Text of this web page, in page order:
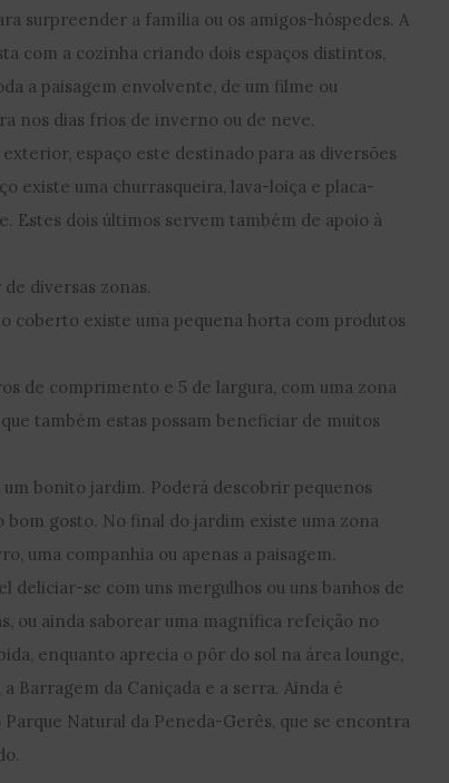
surpreender a família ou os amigos-hóspedes. A
com a cozinha criando dois espaços distintos,
a paisagem envolvente, de um filme ou
nos dias frios de inverno ou de neve.
espaço este destinado para as diversões
existe uma churrasqueira, lava-loiça e placa-
Estes dois últimos servem também de apoio à
diversas zonas.
coberto existe uma pequena horta com produtos
de comprimento e 5 de largura, com uma zona
também estas possam beneficiar de muitos
bonito jardim. Poderá descobrir pequenos
gosto. No final do jardim existe uma zona
uma companhia ou apenas a paisagem.
deliciar-se com uns mergulhos ou uns banhos de
ou ainda saborear uma magnífica refeição no
enquanto aprecia o pôr do sol na área lounge,
Barragem da Caniçada e a serra. Ainda é
Natural da Peneda-Gerês, que se encontra